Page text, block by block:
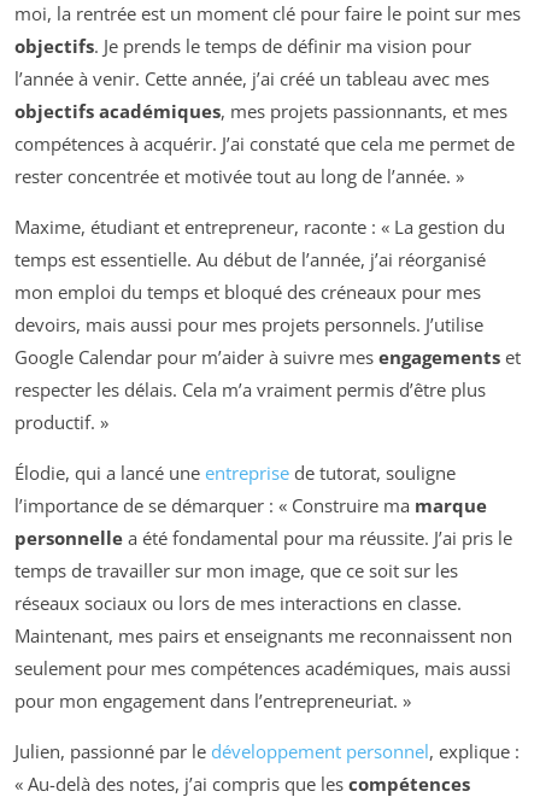
moi, la rentrée est un moment clé pour faire le point sur mes
objectifs. Je prends le temps de définir ma vision pour
l’année à venir. Cette année, j’ai créé un tableau avec mes
objectifs académiques, mes projets passionnants, et mes
compétences à acquérir. J’ai constaté que cela me permet de
rester concentrée et motivée tout au long de l’année. »
Maxime, étudiant et entrepreneur, raconte : « La gestion du
temps est essentielle. Au début de l’année, j’ai réorganisé
mon emploi du temps et bloqué des créneaux pour mes
devoirs, mais aussi pour mes projets personnels. J’utilise
Google Calendar pour m’aider à suivre mes engagements et
respecter les délais. Cela m’a vraiment permis d’être plus
productif. »
Élodie, qui a lancé une entreprise de tutorat, souligne
l’importance de se démarquer : « Construire ma marque
personnelle a été fondamental pour ma réussite. J’ai pris le
temps de travailler sur mon image, que ce soit sur les
réseaux sociaux ou lors de mes interactions en classe.
Maintenant, mes pairs et enseignants me reconnaissent non
seulement pour mes compétences académiques, mais aussi
pour mon engagement dans l’entrepreneuriat. »
Julien, passionné par le développement personnel, explique :
« Au-delà des notes, j’ai compris que les compétences